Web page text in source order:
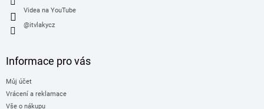
Videa na YouTube
@itvlakycz
Informace pro vás
Můj účet
Vrácení a reklamace
Vše o nákupu